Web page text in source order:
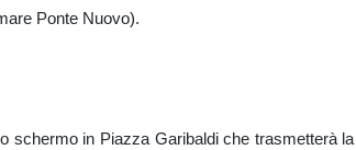
Ponte Nuovo).
schermo in Piazza Garibaldi che trasmetterà la